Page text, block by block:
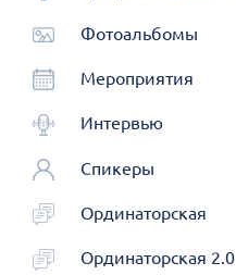
Фотоальбомы
Мероприятия
Интервью
Спикеры
Ординаторская
Ординаторская 2.0